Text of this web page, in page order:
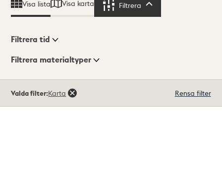
Visa lista Visa karta Filtrera
Visningsläge
Filtrera tid
Filtrera materialtyper
träffar
Valda filter:Karta Rensa filter